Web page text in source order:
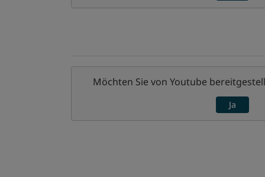
Möchten Sie von Youtube
Ja